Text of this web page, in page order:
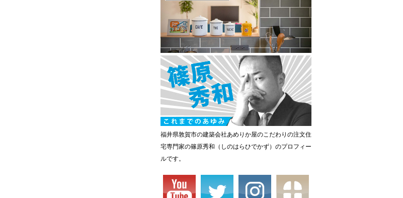
福井県敦賀市の建築会社あめりか屋のこだわりの注文住
宅専門家の篠原秀和（しのはらひでかず）のプロフィー
ルです。